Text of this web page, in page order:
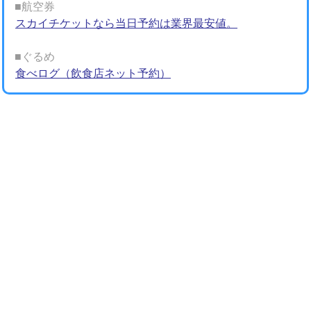
■航空券
スカイチケットなら当日予約は業界最安値。
■ぐるめ
食べログ（飲食店ネット予約）